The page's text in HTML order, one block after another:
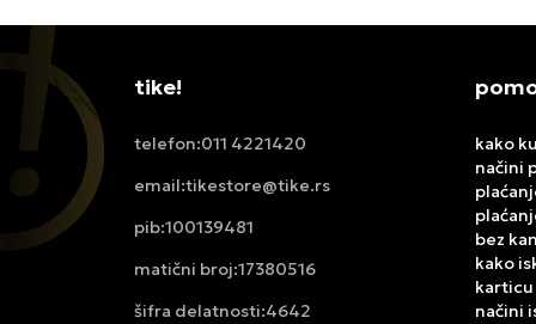
tike!
telefon:011 4221420
email:tikestore@tike.rs
pib:100139481
matični broj:17380516
šifra delatnosti:4642
kako
načini
bez
kako
karticu
načini